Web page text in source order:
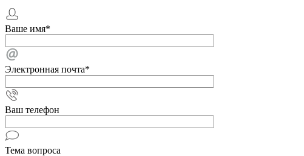
Ваше имя*
Электронная почта*
Ваш телефон
Тема вопроса